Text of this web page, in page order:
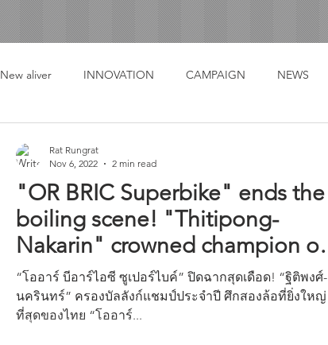
New aliver INNOVATION CAMPAIGN NEWS
"OR BRIC Superbike" ends the
boiling scene! "Thitipong-
Nakarin" crowned champion of
the year
“โออาร์ บีอาร์ไอซี ซูเปอร์ไบค์” ปิดฉากสุดเดือด! “ฐิติพงศ์-
นครินทร์” ครองบัลลังก์แชมป์ประจำปี ศึกสองล้อที่ยิ่งใหญ่
ที่สุดของไทย “โออาร์...
Rat Rungrat
Nov 6, 2022
2 min read